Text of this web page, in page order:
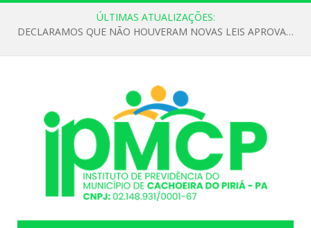
ÚLTIMAS ATUALIZAÇÕES:
DECLARAMOS QUE NÃO HOUVERAM NOVAS LEIS APROVADAS ATÉ O MOMENTO PARA O INSTITUTO DE PREVIDÊNCIA NO ANO DE 2026